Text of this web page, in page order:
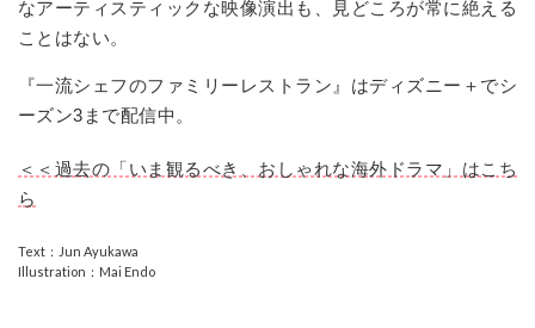
なアーティスティックな映像演出も、見どころが常に絶える
ことはない。
『一流シェフのファミリーレストラン』はディズニー＋でシ
ーズン3 まで配信中。
＜＜過去の「いま観るべき、おしゃれな海外ドラマ」はこち
ら
Text：Jun Ayukawa
Illustration：Mai Endo